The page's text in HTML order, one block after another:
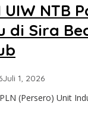
UIW NTB
di Sira
Juli 1, 2026oleh
(Persero) Unit